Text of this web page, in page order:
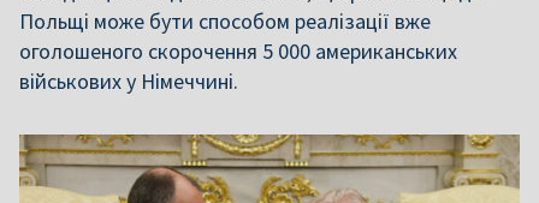
Польщі може бути способом реалізації вже
оголошеного скорочення 5 000 американських
військових у Німеччині.